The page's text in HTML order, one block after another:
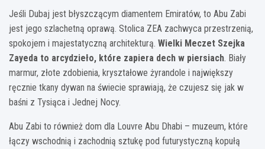
Jeśli Dubaj jest błyszczącym diamentem Emiratów, to Abu Zabi
jest jego szlachetną oprawą. Stolica ZEA zachwyca przestrzenią,
spokojem i majestatyczną architekturą. Wielki Meczet Szejka
Zayeda to arcydzieło, które zapiera dech w piersiach. Biały
marmur, złote zdobienia, kryształowe żyrandole i największy
ręcznie tkany dywan na świecie sprawiają, że czujesz się jak w
baśni z Tysiąca i Jednej Nocy.
Abu Zabi to również dom dla Louvre Abu Dhabi – muzeum, które
łączy wschodnią i zachodnią sztukę pod futurystyczną kopułą